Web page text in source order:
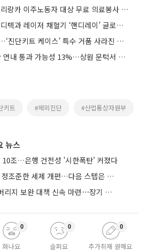
고려대의료원, 스리랑카 이주노동자 대상 무료 의료봉사 펼쳐
바디텍메드, 라메디텍과 레이저 채혈기 ‘핸디레이’ 글로벌 판매 계약
코로나 일장춘몽…‘진단키트 케이스’ 특수 거품 사라진 인탑스
美 클래리티 법안 연내 통과 가능성 13%…상원 문턱서 제동
키트 #체외진단 #산업통상자원부
뉴스
10조…은행 건전성 '시한폭탄' 커졌다
‘비거주 1주택자’ 정조준한 세제 개편…다음 스텝은 금융 대책
李 “삼전닉스 레버리지 보완 대책 신속 마련⋯장기 채무 과감히 탕감”
화나요
0
슬퍼요
0
추가취재 원해요
0